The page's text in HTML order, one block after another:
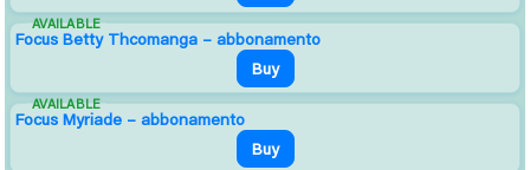
Focus Betty Thcomanga – abbonamento
AVAILABLE
Buy
Focus Myriade – abbonamento
AVAILABLE
Buy